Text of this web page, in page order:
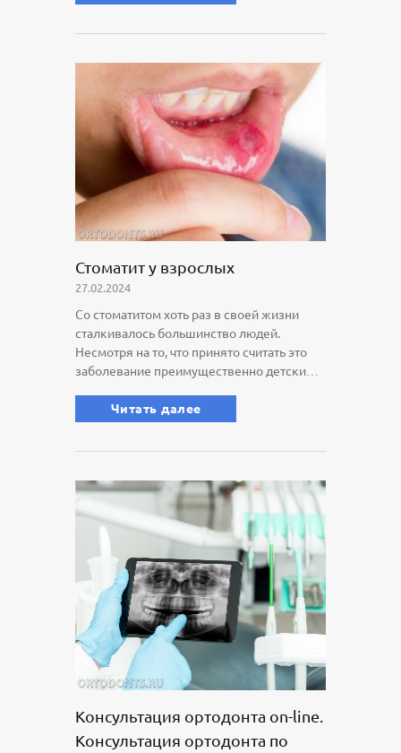
Стоматит у взрослых
27.02.2024
Со стоматитом хоть раз в своей жизни
сталкивалось большинство людей.
Несмотря на то, что принято считать это
заболевание преимущественно детским,
у себя появление во рту мелких язвочек...
Читать далее
Консультация ортодонта on-line.
Консультация ортодонта по